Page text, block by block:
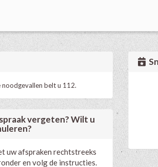
noodgevallen belt u 112.
vergeten? Wilt u
uw afspraken rechtstreeks
en volg de instructies.